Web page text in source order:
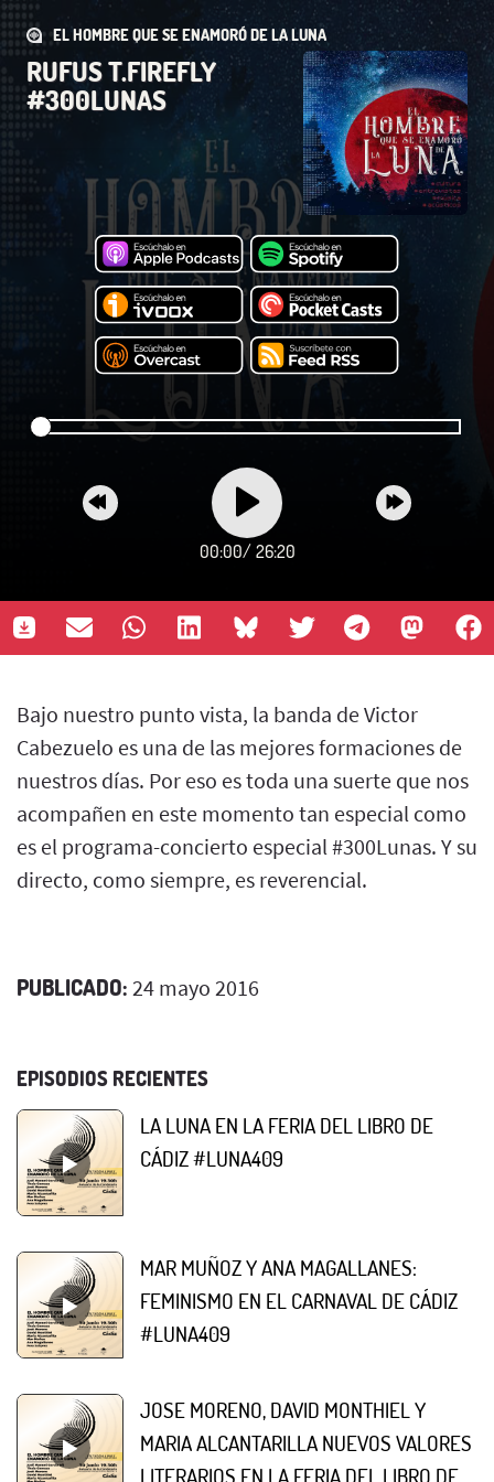
EL HOMBRE QUE SE ENAMORÓ DE LA LUNA
RUFUS T.FIREFLY
#300LUNAS
00:00/ 26:20
Bajo nuestro punto vista, la banda de Victor
Cabezuelo es una de las mejores formaciones de
nuestros días. Por eso es toda una suerte que nos
acompañen en este momento tan especial como
es el programa-concierto especial #300Lunas. Y su
directo, como siempre, es reverencial.
PUBLICADO: 24 mayo 2016
EPISODIOS RECIENTES
LA LUNA EN LA FERIA DEL LIBRO DE
CÁDIZ #LUNA409
MAR MUÑOZ Y ANA MAGALLANES:
FEMINISMO EN EL CARNAVAL DE CÁDIZ
#LUNA409
JOSE MORENO, DAVID MONTHIEL Y
MARIA ALCANTARILLA NUEVOS VALORES
LITERARIOS EN LA FERIA DEL LIBRO DE